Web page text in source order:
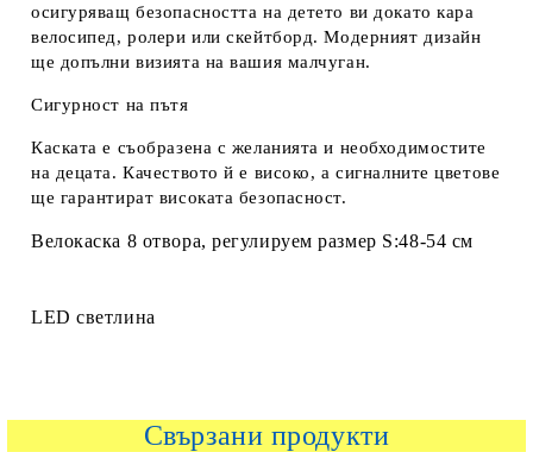
осигуряващ безопасността на детето ви докато кара
велосипед, ролери или скейтборд. Модерният дизайн
ще допълни визията на вашия малчуган.
Сигурност на пътя
Каската е съобразена с желанията и необходимостите
на децата. Качеството й е високо, а сигналните цветове
ще гарантират високата безопасност.
Велокаска 8 отвора, регулируем размер S:48-54 см
LED светлина
Свързани продукти